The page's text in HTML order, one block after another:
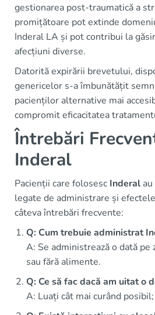
gestionarea post-traumatică a
promițătoare pot extinde
Inderal LA și pot contribui la
afecțiuni diverse.
Datorită expirării brevetului,
genericelor s-a îmbunătățit
pacienților alternative mai
compromit eficacitatea
Întrebări
Inderal
Pacienții care folosesc Inderal
legate de administrare și
câteva întrebări frecvente:
Q: Cum trebuie administrat
A: Se administrează o dată pe
sau fără alimente.
Q: Ce să fac dacă am uitat o
A: Luați cât mai curând